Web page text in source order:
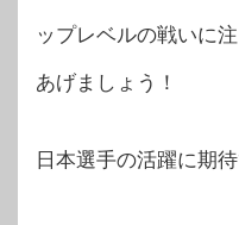
ップレベルの戦いに
あげましょう！
日本選手の活躍に期待